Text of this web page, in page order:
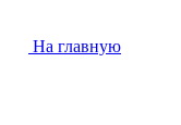
На главную